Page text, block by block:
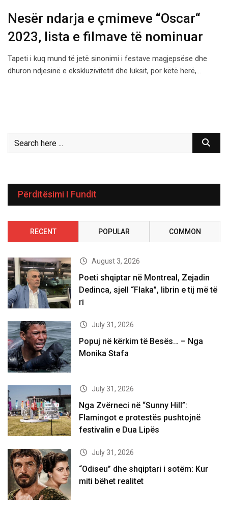
Nesër ndarja e çmimeve “Oscar“
2023, lista e filmave të nominuar
Tapeti i kuq mund të jetë sinonimi i festave magjepsëse dhe
dhuron ndjesinë e ekskluzivitetit dhe luksit, por këtë herë,…
Përditësimi I Fundit
RECENT POPULAR COMMON
August 3, 2026
Poeti shqiptar në Montreal, Zejadin
Dedinca, sjell “Flaka”, librin e tij më të
ri
July 31, 2026
Popuj në kërkim të Besës… – Nga
Monika Stafa
July 31, 2026
Nga Zvërneci në “Sunny Hill”:
Flamingot e protestës pushtojnë
festivalin e Dua Lipës
July 31, 2026
“Odiseu” dhe shqiptari i sotëm: Kur
miti bëhet realitet